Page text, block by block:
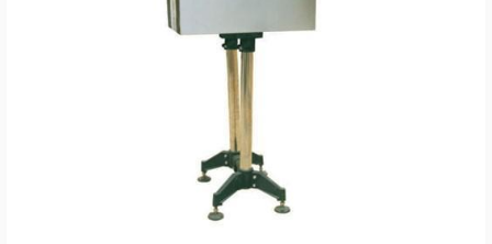
Leer Más